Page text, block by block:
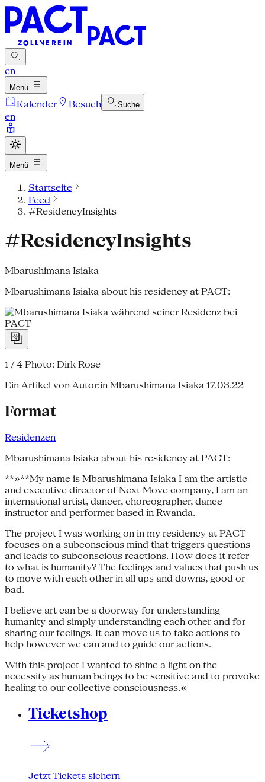
en
Menü
Kalender Besuch Suche
en
Menü
Startseite
Feed
#ResidencyInsights
#ResidencyInsights
Mbarushimana Isiaka
Mbarushimana Isiaka about his residency at PACT:
1 / 4 Photo: Dirk Rose
Ein Artikel von Autor:in Mbarushimana Isiaka 17.03.22
Format
Residenzen
Mbarushimana Isiaka about his residency at PACT:
**»**My name is Mbarushimana Isiaka I am the artistic
and executive director of Next Move company, I am an
international artist, dancer, choreographer, dance
instructor and performer based in Rwanda.
The project I was working on in my residency at PACT
focuses on a subconscious mind that triggers questions
and leads to subconscious reactions. How does it refer
to what is humanity? The feelings and values that push us
to move with each other in all ups and downs, good or
bad.
I believe art can be a doorway for understanding
humanity and simply understanding each other and for
sharing our feelings. It can move us to take actions to
help however we can and to guide our actions.
With this project I wanted to shine a light on the
necessity as human beings to be sensitive and to provoke
healing to our collective consciousness.«
Ticketshop
Jetzt Tickets sichern